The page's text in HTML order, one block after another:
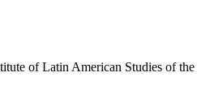
of Latin American Studies of